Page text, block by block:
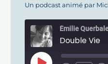
Un podcast animé par
Émilie
Double Vie